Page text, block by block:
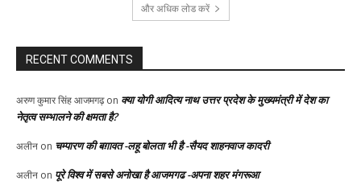
और अधिक लोड करें
RECENT COMMENTS
अरुण कुमार सिंह आजमगढ़on क्या योगी आदित्य नाथ उत्तर प्रदेश के मुख्यमंत्री में देश का
नेतृत्व सम्भालने की क्षमता है?
अलीन on चम्पारण की बग़ावत -लहू बोलता भी है -सैयद शाहनवाज कादरी
अलीन on पूरे विश्व में सबसे अनोखा है आजमगढ -अपना शहर मंगरूआ